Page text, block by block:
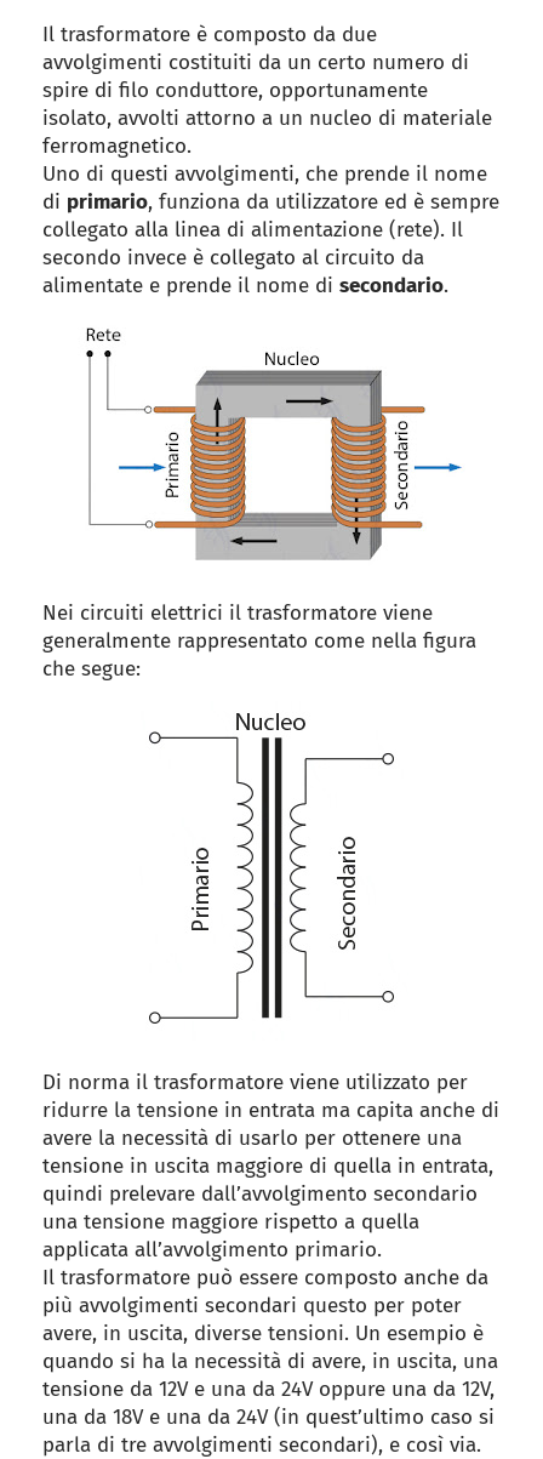
Il trasformatore è composto da due
avvolgimenti costituiti da un certo numero di
spire di filo conduttore, opportunamente
isolato, avvolti attorno a un nucleo di materiale
ferromagnetico.
Uno di questi avvolgimenti, che prende il nome
di primario, funziona da utilizzatore ed è sempre
collegato alla linea di alimentazione (rete). Il
secondo invece è collegato al circuito da
alimentate e prende il nome di secondario.
Nei circuiti elettrici il trasformatore viene
generalmente rappresentato come nella figura
che segue:
Di norma il trasformatore viene utilizzato per
ridurre la tensione in entrata ma capita anche di
avere la necessità di usarlo per ottenere una
tensione in uscita maggiore di quella in entrata,
quindi prelevare dall’avvolgimento secondario
una tensione maggiore rispetto a quella
applicata all’avvolgimento primario.
Il trasformatore può essere composto anche da
più avvolgimenti secondari questo per poter
avere, in uscita, diverse tensioni. Un esempio è
quando si ha la necessità di avere, in uscita, una
tensione da 12V e una da 24V oppure una da 12V,
una da 18V e una da 24V (in quest’ultimo caso si
parla di tre avvolgimenti secondari), e così via.